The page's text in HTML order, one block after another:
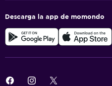
Descarga la app de momondo